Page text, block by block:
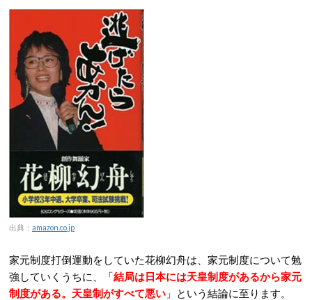
出典： amazon.co.jp
家元制度打倒運動をしていた花柳幻舟は、家元制度について勉
強していくうちに、「結局は日本には天皇制度があるから家元
制度がある。天皇制がすべて悪い 」という結論に至ります。